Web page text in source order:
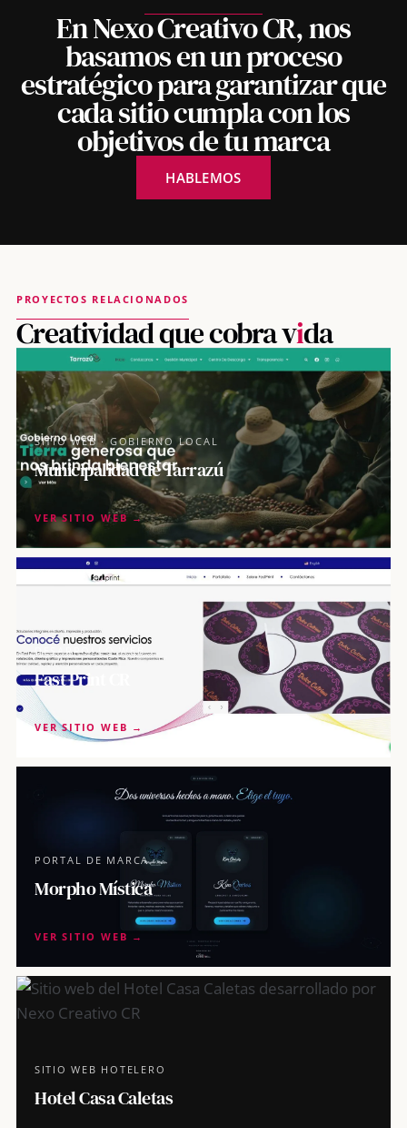
En Nexo Creativo CR, nos
basamos en un proceso
estratégico para garantizar que
cada sitio cumpla con los
objetivos de tu marca
HABLEMOS
PROYECTOS RELACIONADOS
Creatividad que cobra vida
SITIO WEB · GOBIERNO LOCAL
Municipalidad de Tarrazú
VER SITIO WEB →
DESARROLLO WEB
Fast Print CR
VER SITIO WEB →
PORTAL DE MARCA
Morpho Mística
VER SITIO WEB →
SITIO WEB HOTELERO
Hotel Casa Caletas